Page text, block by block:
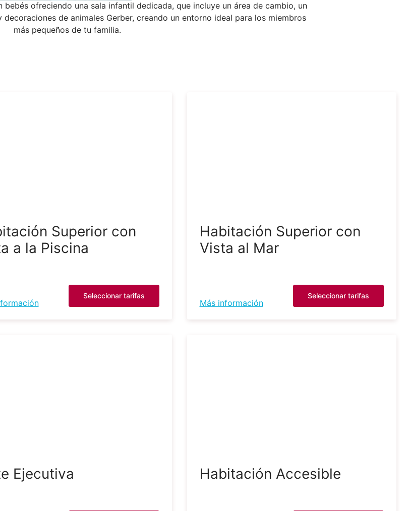
ofreciendo una sala infantil dedicada, que incluye un área de cambio, un
de animales Gerber, creando un entorno ideal para los miembros
más pequeños de tu familia.
Superior con
a la Piscina
Seleccionar tarifas
Habitación Superior con
Vista al Mar
Más información
Seleccionar tarifas
Ejecutiva Habitación Accesible